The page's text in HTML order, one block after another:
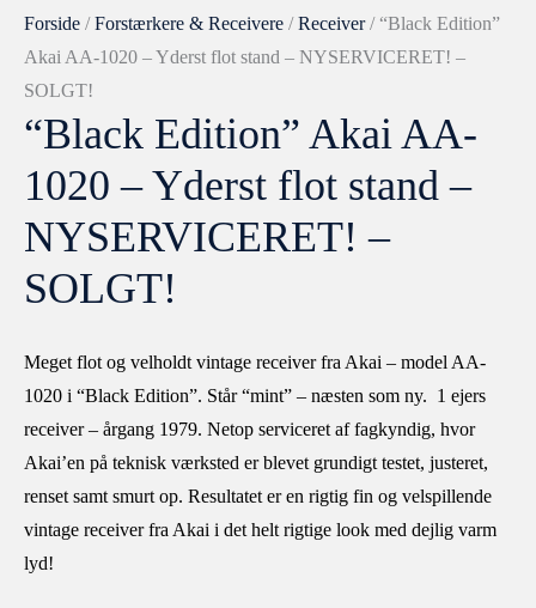
Forside /Forstærkere & Receivere /Receiver/ “Black Edition”
Akai AA-1020 – Yderst flot stand – NYSERVICERET! –
SOLGT!
“Black Edition” Akai AA-
1020 – Yderst flot stand –
NYSERVICERET! –
SOLGT!
Meget flot og velholdt vintage receiver fra Akai – model AA-
1020 i “Black Edition”. Står “mint” – næsten som ny. 1 ejers
receiver – årgang 1979. Netop serviceret af fagkyndig, hvor
Akai’en på teknisk værksted er blevet grundigt testet, justeret,
renset samt smurt op. Resultatet er en rigtig fin og velspillende
vintage receiver fra Akai i det helt rigtige look med dejlig varm
lyd!